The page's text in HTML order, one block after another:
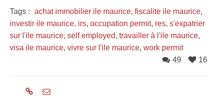
Tags : achat immobilier ile maurice, fiscalite ile maurice,
investir ile maurice, irs, occupation permit, res, s'expatrier
sur l'ile maurice, self employed, travailler à l'ile maurice,
visa ile maurice, vivre sur l'ile maurice, work permit
16
49